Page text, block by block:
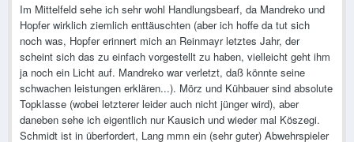
Im Mittelfeld sehe ich sehr wohl Handlungsbearf, da Mandreko und
Hopfer wirklich ziemlich enttäuschten (aber ich hoffe da tut sich
noch was, Hopfer erinnert mich an Reinmayr letztes Jahr, der
scheint sich das zu einfach vorgestellt zu haben, vielleicht geht ihm
ja noch ein Licht auf. Mandreko war verletzt, daß könnte seine
schwachen leistungen erklären...). Mörz und Kühbauer sind absolute
Topklasse (wobei letzterer leider auch nicht jünger wird), aber
daneben sehe ich eigentlich nur Kausich und wieder mal Köszegi.
Schmidt ist in überfordert, Lang mmn ein (sehr guter) Abwehrspieler